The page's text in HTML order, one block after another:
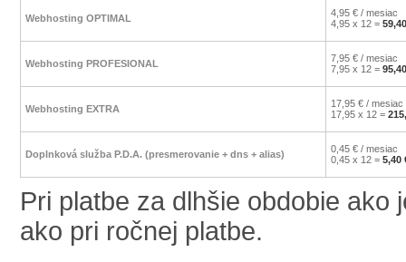
Webhosting OPTIMAL
4,95 € / mesiac
4,95 x 12 =
Webhosting PROFESIONAL
7,95 € / mesiac
7,95 x 12 =
Webhosting EXTRA
17,95 € / mesiac
17,95 x 12 =
Doplnková služba P.D.A. (presmerovanie + dns + alias)
0,45 € / mesiac
0,45 x 12 = 5,40
Pri platbe za dlhšie obdobie
ako pri ročnej platbe.